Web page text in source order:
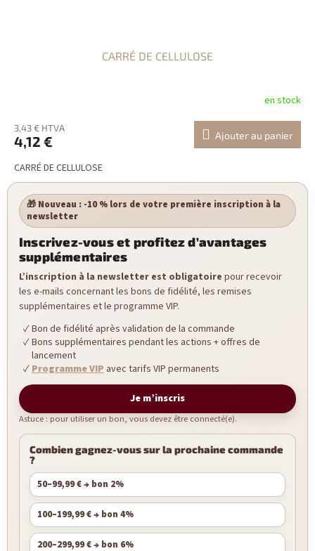
CARRÉ DE CELLULOSE
en stock
3,43 € HTVA
4,12 € Ajouter au panier
CARRÉ DE CELLULOSE
🎁 Nouveau : -10 % lors de votre première inscription à la
newsletter
Inscrivez-vous et profitez d’avantages
supplémentaires
L’inscription à la newsletter est obligatoire pour recevoir
les e-mails concernant les bons de fidélité, les remises
supplémentaires et le programme VIP.
Bon de fidélité après validation de la commande
Bons supplémentaires pendant les actions + offres de
lancement
Programme VIP avec tarifs VIP permanents
Je m’inscris
Astuce : pour utiliser un bon, vous devez être connecté(e).
Combien gagnez-vous sur la prochaine commande
?
50–99,99 € → bon 2%
100–199,99 € → bon 4%
200–299,99 € → bon 6%